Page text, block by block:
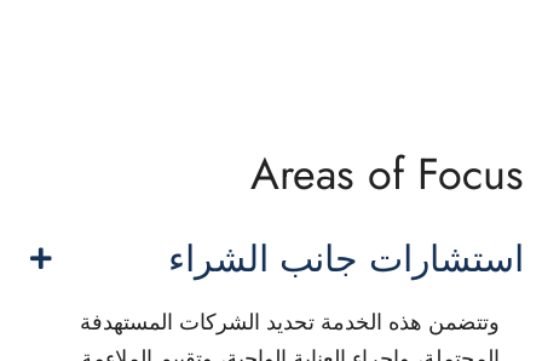
Areas of Focus
استشارات جانب الشراء
وتتضمن هذه الخدمة تحديد الشركات المستهدفة